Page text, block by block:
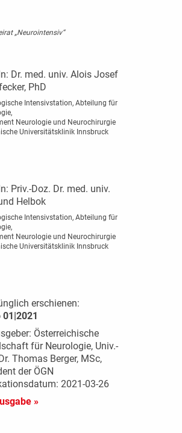
„Neurointensiv“
Dr. med. univ. Alois Josef
PhD
Intensivstation, Abteilung für
Neurologie und Neurochirurgie
Universitätsklinik Innsbruck
Priv.-Doz. Dr. med. univ.
Helbok
Intensivstation, Abteilung für
Neurologie und Neurochirurgie
Universitätsklinik Innsbruck
erschienen:
01|2021
Österreichische
für Neurologie, Univ.-
Thomas Berger, MSc,
der ÖGN
2021-03-26
»